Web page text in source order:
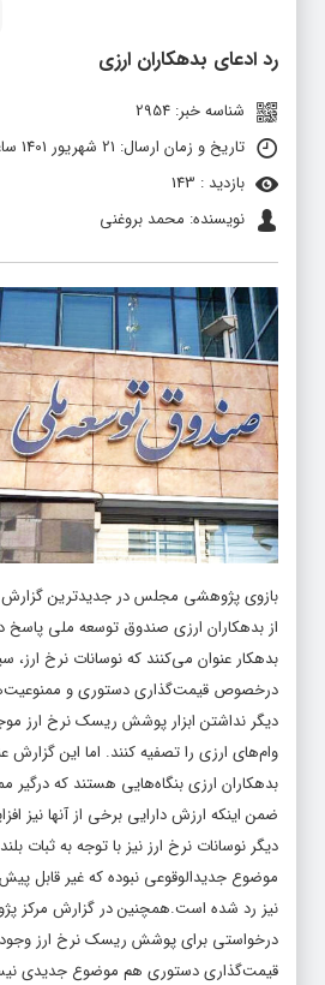
رد ادعای بدهکاران ارزی
شناسه خبر: 2954
تاریخ و زمان ارسال: 21 شهریور 1401 ساعت 09:44
بازدید : 143
نویسنده: محمد بروغنی
بازوی پژوهشی مجلس در جدیدترین گزارش
از بدهکاران ارزی صندوق توسعه ملی پاسخ
بدهکار عنوان می‌کنند که نوسانات نرخ
درخصوص قیمت‌گذاری دستوری و
دیگر نداشتن ابزار پوشش ریسک نرخ ارز
وام‌های ارزی را تصفیه کنند. اما این گزارش
بدهکاران ارزی بنگاه‌هایی هستند که درگیر
ضمن اینکه ارزش دارایی‌ برخی از آنها نیز
دیگر نوسانات نرخ ارز نیز با توجه به ثبات
موضوع جدیدالوقوعی نبوده که غیر قابل
نیز رد شده است.همچنین در گزارش مرکز
درخواستی برای پوشش ریسک نرخ ارز
قیمت‌گذاری دستوری هم موضوع جدیدی